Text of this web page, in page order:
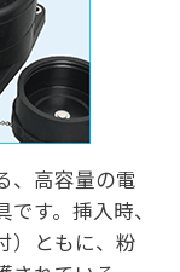
、高容量の電
す。挿入時、
）ともに、粉